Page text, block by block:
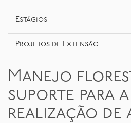
Estágios
Projetos de Extensão
Manejo
suporte para a
realização de